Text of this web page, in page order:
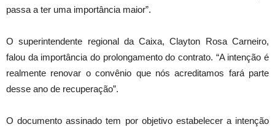
passa a ter uma importância maior”.
O superintendente regional da Caixa, Clayton Rosa Carneiro,
falou da importância do prolongamento do contrato. “A intenção é
realmente renovar o convênio que nós acreditamos fará parte
desse ano de recuperação”.
O documento assinado tem por objetivo estabelecer a intenção